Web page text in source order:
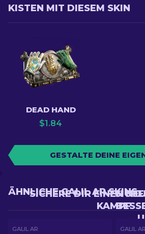
KISTEN MIT DIESEM SKIN
DEAD HAND
$1.84
GESTALTE DEINE
SICHERE DIR EINEN
KAMPF
ÄHNLICHE GALIL AR SKINS
GALIL AR GALIL AR